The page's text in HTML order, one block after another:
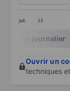
juil. 13
End of
Intra-journalier
Ouvrir un
techniques